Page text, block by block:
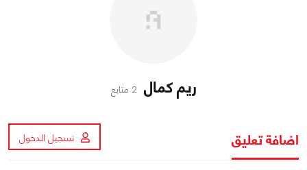
ريم كمال 2 متابع
اضافة تعليق تسجيل الدخول